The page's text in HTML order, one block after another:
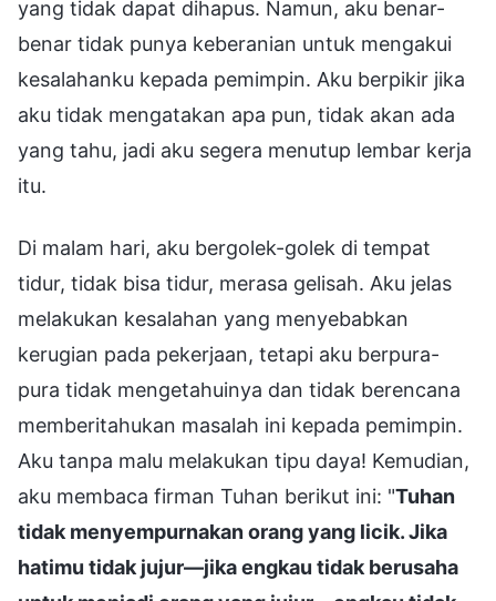
yang tidak dapat dihapus. Namun, aku benar-
benar tidak punya keberanian untuk mengakui
kesalahanku kepada pemimpin. Aku berpikir jika
aku tidak mengatakan apa pun, tidak akan ada
yang tahu, jadi aku segera menutup lembar kerja
itu.
Di malam hari, aku bergolek-golek di tempat
tidur, tidak bisa tidur, merasa gelisah. Aku jelas
melakukan kesalahan yang menyebabkan
kerugian pada pekerjaan, tetapi aku berpura-
pura tidak mengetahuinya dan tidak berencana
memberitahukan masalah ini kepada pemimpin.
Aku tanpa malu melakukan tipu daya! Kemudian,
aku membaca firman Tuhan berikut ini: "Tuhan
tidak menyempurnakan orang yang licik. Jika
hatimu tidak jujur—jika engkau tidak berusaha